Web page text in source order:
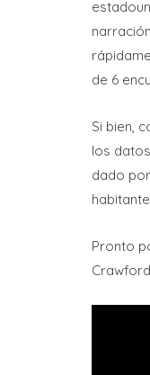
de 6
Si bien,
los
dado
Pronto